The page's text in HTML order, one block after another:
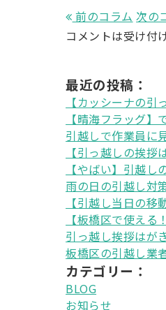
前のコラム 次の
コメントは受け付
最近の投稿：
【カッシーナの
【晴海フラッグ
引越しで作業員に
【引っ越しの挨
【やばい】引越
雨の日の引越し対
【引越し当日の
【板橋区で使え
引っ越し挨拶はが
板橋区の引越し業
カテゴリー：
BLOG
お知らせ